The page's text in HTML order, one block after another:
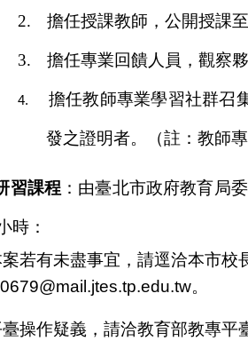
2. 擔任授課教師，公開授課
3. 擔任專業回饋人員，觀察
4. 擔任教師專業學習社群召
發之證明者。（註：教師
習課程 ：由臺北市政府教育局
時：
若有未盡事宜，請逕洽本市
。
操作疑義，請洽教育部教專平